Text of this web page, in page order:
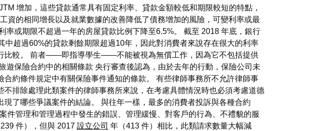
增加，這些貸款通常具有固定利率、貸款金額較低和期限較短的特點，
資的相同增長以及就業數據的改善降低了債務增加的風險，可變利率或最
或期限不超過一年的房屋貸款比例下降至6.5%。 截至 2018 年底，銀行
超過60%的貸款剩餘期限超過10年，因此對消費者來說存在很大的利率
比較。 前者——即指導學生——不能被視為無償工作，因為它不包括提供
保險合約中的相關條款 央行審查後認為，由於去年的行動，保險公司未
約條件規定中有關保險事件通知的條款。 有些律師事務所不允許律師事
排除處理此類案件的律師事務所來說，在考慮具體情況時也必須考慮道德
了哪些爭議案件的結論。 與往年一樣，最多的消費者投訴與各種合約
件管理和管理過程中發生的錯誤、管理緩慢、對客戶的行為、不禮貌的服
件），但與 2017 設立公司 年（413 件）相比，此類請求數量大幅減